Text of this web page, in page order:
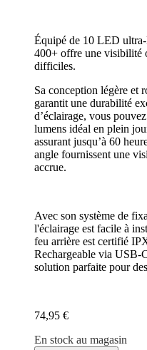
Équipé de 10 LED
400+ offre une visibilité
difficiles.
Sa conception légère et
garantit une durabilité
d’éclairage, vous
lumens idéal en plein
assurant jusqu’à 60
angle fournissent une
accrue.
Avec son système de
l'éclairage est facile à
feu arrière est certifié
Rechargeable via USB-
solution parfaite pour
74,95 €
En stock au magasin